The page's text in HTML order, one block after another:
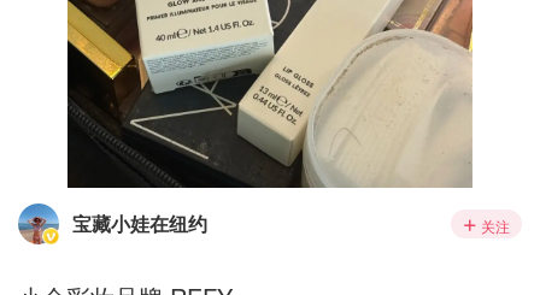
宝藏小娃在纽约 关注